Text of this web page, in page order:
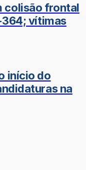
colisão frontal
364; vítimas
início do
na